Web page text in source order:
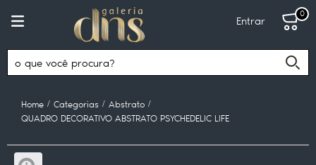
Entrar
0
Home Categorias
Abstrato
QUADRO DECORATIVO ABSTRATO PSYCHEDELIC LIFE